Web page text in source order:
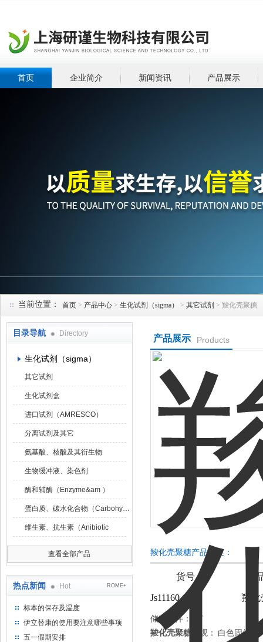
首页 企业简介 新闻资讯 产品展示
当前位置： 首页 > 产品中心 > 生化试剂（sigma） > 其它试剂 > 羧化壳聚糖
目录导航 Directory
生化试剂（sigma）
其它试剂
生化试剂盒
进口试剂（AMRESCO）
分离试剂及其它
氨基酸、核酸及其衍生物
生物缓冲液、染色剂
酶和辅酶（Enzyme&am ）
蛋白质、碳水化合物（Carbohydrat）
维生素、抗生素（Anibiotic
查看全部产品
热点新闻 Hot ROME+
标本的保存及温度
伊立替康的使用要注意哪些事项
五一假期安排
产品展示 Products
羧化壳聚糖产品概述：
货号 产
Js11160-100g 羧化
储存条件：
RT
羧化壳聚糖
外观：
白色固体